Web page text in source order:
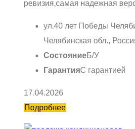
ревизия,самая надежная
ул.40 лет Победы
Челябинская обл.,
СостояниеБ/У
ГарантияС гарантией
17.04.2026
Подробнее